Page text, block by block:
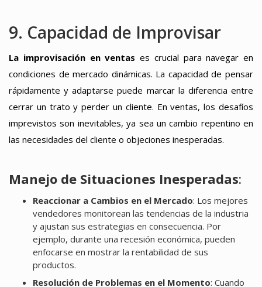
9. Capacidad de Improvisar
La improvisación en ventas es crucial para navegar en
condiciones de mercado dinámicas. La capacidad de pensar
rápidamente y adaptarse puede marcar la diferencia entre
cerrar un trato y perder un cliente. En ventas, los desafíos
imprevistos son inevitables, ya sea un cambio repentino en
las necesidades del cliente o objeciones inesperadas.
Manejo de Situaciones Inesperadas:
Reaccionar a Cambios en el Mercado: Los mejores
vendedores monitorean las tendencias de la industria
y ajustan sus estrategias en consecuencia. Por
ejemplo, durante una recesión económica, pueden
enfocarse en mostrar la rentabilidad de sus
productos.
Resolución de Problemas en el Momento: Cuando